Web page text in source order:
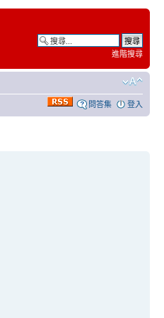
進階搜尋
問答集 登入